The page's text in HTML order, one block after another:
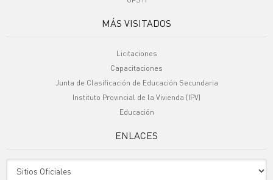
MÁS VISITADOS
Licitaciones
Capacitaciones
Junta de Clasificación de Educación Secundaria
Instituto Provincial de la Vivienda (IPV)
Educación
ENLACES